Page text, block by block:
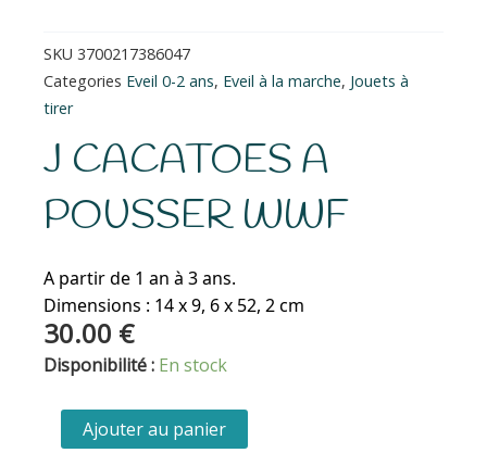
SKU 3700217386047
Categories Eveil 0-2 ans, Eveil à la marche, Jouets à
tirer
J CACATOES A
POUSSER WWF
A partir de 1 an à 3 ans.
Dimensions : 14 x 9, 6 x 52, 2 cm
30.00 €
Disponibilité : En stock
quantité
CACATOES
Ajouter au panier